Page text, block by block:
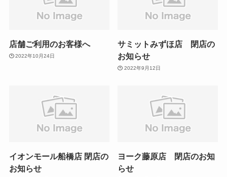
店舗ご利用のお客様へ
2022年10月24日
サミットみずほ店 閉店の
お知らせ
2022年9月12日
イオンモール船橋店 閉店の
お知らせ
ヨーク藤原店 閉店のお知
らせ